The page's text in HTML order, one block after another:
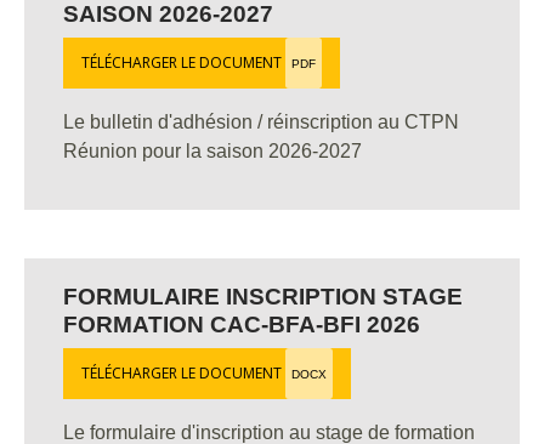
SAISON 2026-2027
TÉLÉCHARGER LE DOCUMENT PDF
Le bulletin d'adhésion / réinscription au CTPN
Réunion pour la saison 2026-2027
FORMULAIRE INSCRIPTION STAGE
FORMATION CAC-BFA-BFI 2026
TÉLÉCHARGER LE DOCUMENT DOCX
Le formulaire d'inscription au stage de formation